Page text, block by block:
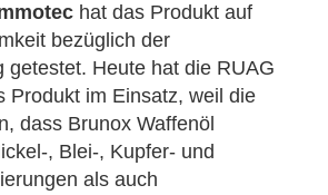
hat das Produkt auf
bezüglich der
getestet. Heute hat die RUAG
Produkt im Einsatz, weil die
dass Brunox Waffenöl
, Blei-, Kupfer- und
als auch